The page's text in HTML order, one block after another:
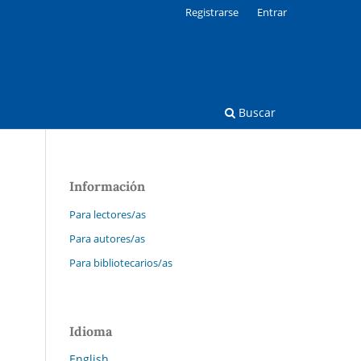
Buscar
Registrarse Entrar
Información
Para lectores/as
Para autores/as
Para bibliotecarios/as
Idioma